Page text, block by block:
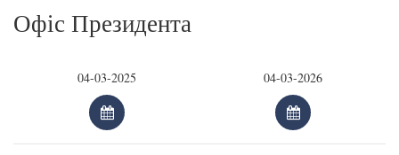
Офіс Президента